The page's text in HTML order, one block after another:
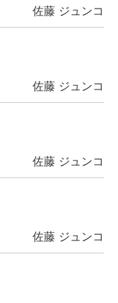
佐藤 ジュンコ
佐藤 ジュンコ
佐藤 ジュンコ
佐藤 ジュンコ